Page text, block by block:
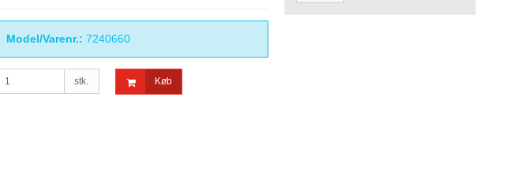
Model/Varenr.: 7240660
stk. Køb